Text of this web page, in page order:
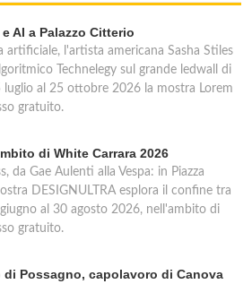
AI a Palazzo Citterio
artificiale, l'artista americana Sasha Stiles
Technelegy sul grande ledwall di
luglio al 25 ottobre 2026 la mostra Lorem
gratuito.
di White Carrara 2026
da Gae Aulenti alla Vespa: in Piazza
DESIGNULTRA esplora il confine tra
al 30 agosto 2026, nell'ambito di
gratuito.
di Possagno, capolavoro di Canova